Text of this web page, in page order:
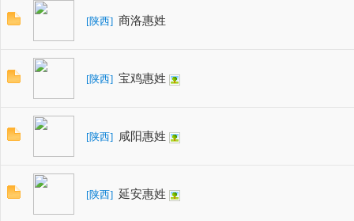
[陕西] 商洛惠姓
[陕西] 宝鸡惠姓
[陕西] 咸阳惠姓
[陕西] 延安惠姓